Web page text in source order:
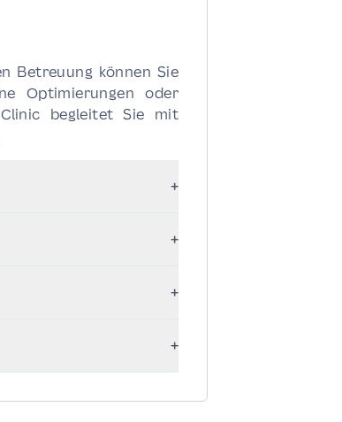
Betreuung können Sie
Optimierungen oder
begleitet Sie mit
+
und Hormonbalance –
+
+
sehen aus wie Sie
+
Behandlungsplan